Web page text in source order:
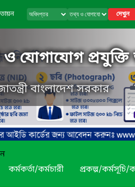
দেখুন
যোগাযোগ প্রযুক্তি
বাংলাদেশ সরকার
কর্মকর্তা/কর্মচারী প্রকল্প/কর্মসূচি/